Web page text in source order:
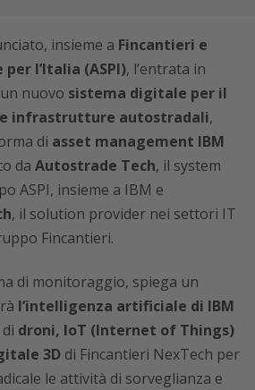
insieme a Fincantieri e
l’Italia (ASPI), l’entrata in
nuovo sistema digitale per il
infrastrutture autostradali,
di asset management IBM
da Autostrade Tech, il system
ASPI, insieme a IBM e
, il solution provider nei settori IT
Fincantieri.
di monitoraggio, spiega un
l’intelligenza artificiale di IBM
droni, IoT (Internet of Things)
3D di Fincantieri NexTech per
le attività di sorveglianza e